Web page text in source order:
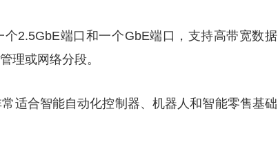
2.5GbE端口和一个GbE端口，支持高带宽数据
理或网络分段。
适合智能自动化控制器、机器人和智能零售基础